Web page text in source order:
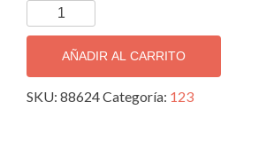
TAPIZ
DECORATIVO
IMPORTADO
MATRIX
88624.
AÑADIR AL CARRITO
SKU: 88624Categoría: 123